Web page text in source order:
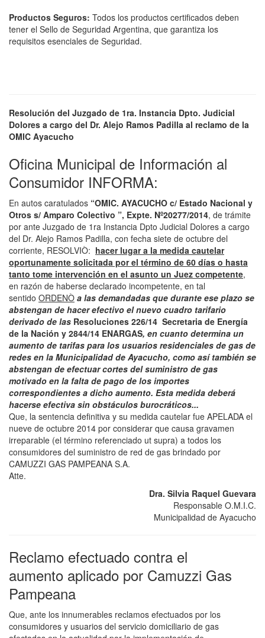
Productos Seguros: Todos los productos certificados deben
tener el Sello de Seguridad Argentina, que garantiza los
requisitos esenciales de Seguridad.
Resolución del Juzgado de 1ra. Instancia Dpto. Judicial
Dolores a cargo del Dr. Alejo Ramos Padilla al reclamo de la
OMIC Ayacucho
Oficina Municipal de Información al
Consumidor INFORMA:
En autos caratulados “OMIC. AYACUCHO c/ Estado Nacional y
Otros s/ Amparo Colectivo ”, Expte. Nº20277/2014, de trámite
por ante Juzgado de 1ra Instancia Dpto Judicial Dolores a cargo
del Dr. Alejo Ramos Padilla, con fecha siete de octubre del
corriente, RESOLVIÒ: hacer lugar a la medida cautelar
oportunamente solicitada por el término de 60 días o hasta
tanto tome intervención en el asunto un Juez competente,
en razón de haberse declarado incompetente, en tal
sentido ORDENÒ a las demandadas que durante ese plazo se
abstengan de hacer efectivo el nuevo cuadro tarifario
derivado de las Resoluciones 226/14 Secretaria de Energía
de la Nación y 2844/14 ENARGAS, en cuanto determina un
aumento de tarifas para los usuarios residenciales de gas de
redes en la Municipalidad de Ayacucho, como así también se
abstengan de efectuar cortes del suministro de gas
motivado en la falta de pago de los importes
correspondientes a dicho aumento. Esta medida deberá
hacerse efectiva sin obstáculos burocráticos...
Que, la sentencia definitiva y su medida cautelar fue APELADA el
nueve de octubre 2014 por considerar que causa gravamen
irreparable (el término referenciado ut supra) a todos los
consumidores del suministro de red de gas brindado por
CAMUZZI GAS PAMPEANA S.A.
Atte.
Dra. Silvia Raquel Guevara
Responsable O.M.I.C.
Municipalidad de Ayacucho
Reclamo efectuado contra el
aumento aplicado por Camuzzi Gas
Pampeana
Que, ante los innumerables reclamos efectuados por los
consumidores y usuarios del servicio domiciliario de gas